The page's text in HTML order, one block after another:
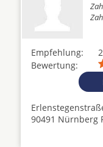
Empfehlung:
2
Bewertung:
90491 Nürnberg